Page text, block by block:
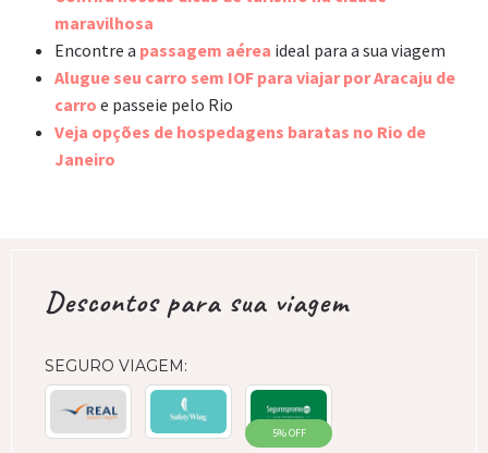
maravilhosa
Encontre a passagem aérea ideal para a sua viagem
Alugue seu carro sem IOF para viajar por Aracaju de
carro e passeie pelo Rio
Veja opções de hospedagens baratas no Rio de
Janeiro
Descontos para sua viagem
SEGURO VIAGEM:
5% OFF